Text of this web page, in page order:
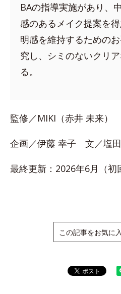
BAの指導実施があり、
感のあるメイク提案を
明感を維持するための
究し、シミのないクリ
る。
監修／MIKI（赤井 未来）
企画／伊藤 幸子 文／塩
最終更新：2026年6月（初
この記事をお気に